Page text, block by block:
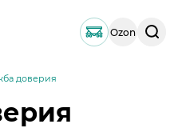
Ozon
Поиск
по
доверия